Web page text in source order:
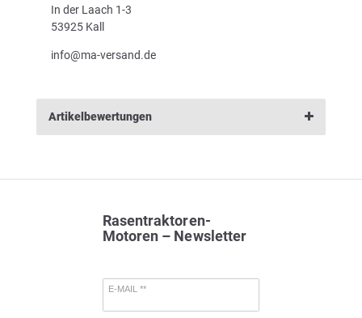
In der Laach 1-3
53925 Kall
info@ma-versand.de
Artikelbewertungen
Rasentraktoren-
Motoren – Newsletter
E-MAIL **